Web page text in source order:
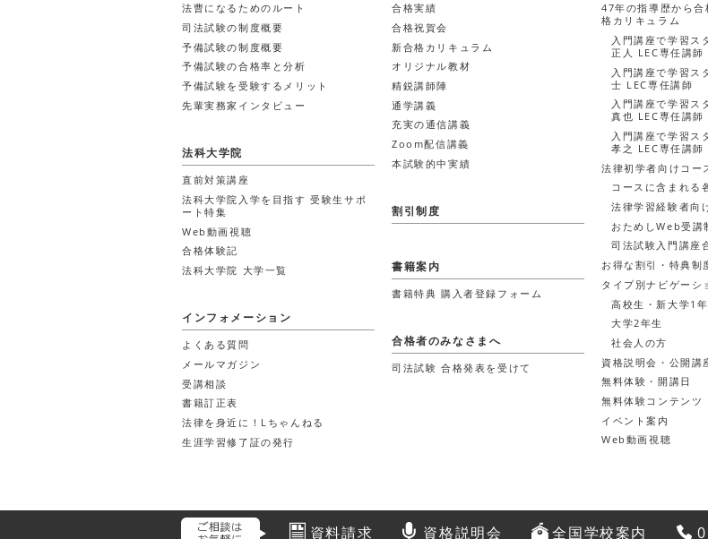
法曹になるためのルート
司法試験の制度概要
予備試験の制度概要
予備試験の合格率と分析
予備試験を受験するメリット
先輩実務家インタビュー
合格実績
合格祝賀会
新合格カリキュラム
オリジナル教材
精鋭講師陣
通学講義
充実の通信講義
Zoom配信講義
本試験的中実績
47年の指導歴から
格カリキュラム
入門講座で学習ス
正人 LEC専任講師
入門講座で学習ス
士 LEC専任講師
入門講座で学習ス
真也 LEC専任講師
入門講座で学習ス
孝之 LEC専任講師
法律初学者向けコー
コースに含まれる
法律学習経験者向
おためしWeb受講
司法試験入門講座
お得な割引・特典制
タイプ別ナビゲーシ
高校生・新大学1年
大学2年生
社会人の方
資格説明会・公開講
無料体験・開講日
無料体験コンテンツ
イベント案内
Web動画視聴
法科大学院
直前対策講座
法科大学院入学を目指す 受験生サポ
ート特集
Web動画視聴
合格体験記
法科大学院 大学一覧
割引制度
書籍案内
書籍特典 購入者登録フォーム
インフォメーション
よくある質問
メールマガジン
受講相談
書籍訂正表
法律を身近に！Lちゃんねる
生涯学習修了証の発行
合格者のみなさまへ
司法試験 合格発表を受けて
資料請求 資格説明会 全国学校案内